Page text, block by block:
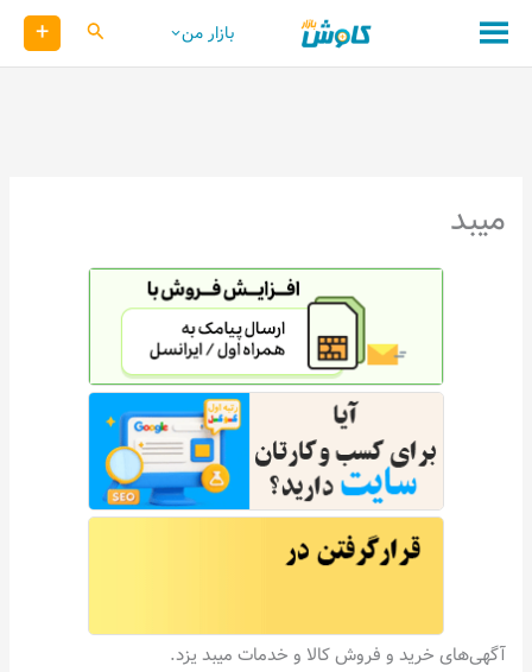
محتوا
بازار من کاوش +
میبد
آگهی‌های خرید و فروش کالا و خدمات میبد یزد.